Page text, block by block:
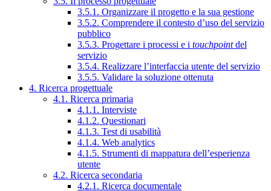
3.5.1. Organizzare il progetto e la sua gestione
3.5.2. Comprendere il contesto d’uso del servizio
pubblico
3.5.3. Progettare i processi e i touchpointdel
servizio
3.5.4. Realizzare l’interfaccia utente del servizio
3.5.5. Validare la soluzione ottenuta
4. Ricerca progettuale
4.1. Ricerca primaria
4.1.1. Interviste
4.1.2. Questionari
4.1.3. Test di usabilità
4.1.4. Web analytics
4.1.5. Strumenti di mappatura dell’esperienza
utente
4.2. Ricerca secondaria
4.2.1. Ricerca documentale